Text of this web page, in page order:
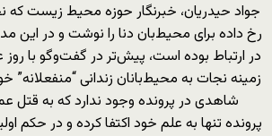
جواد حیدریان، خبرنگار حوزه محیط زیست که
رخ داده برای محیط‌بان دنا را نوشت و در این
در ارتباط بوده است، پیش‌تر در گفت‌وگو با
زمینه نجات به محیط‌بانان زندانی “منفعلانه”
شاهدی در پرونده وجود ندارد كه به
پرونده تنها به علم خود اكتفا كرده و در حكم